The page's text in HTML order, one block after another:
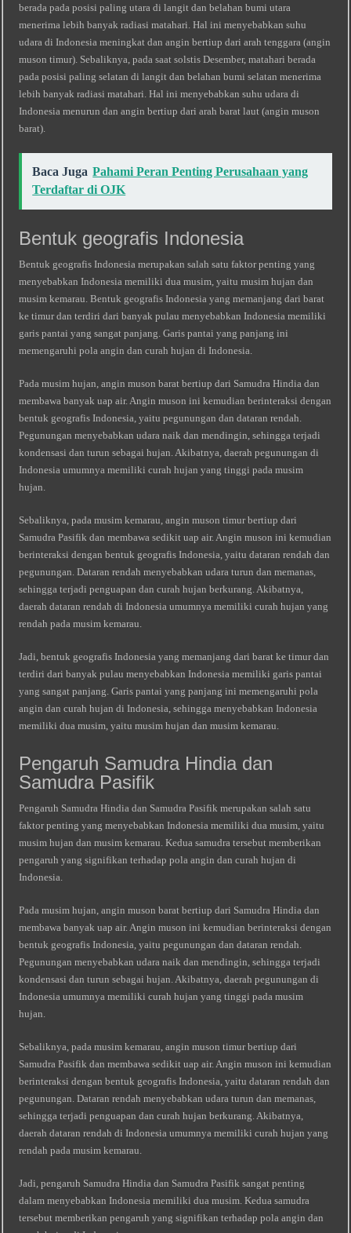
berada pada posisi paling utara di langit dan belahan bumi utara
menerima lebih banyak radiasi matahari. Hal ini menyebabkan suhu
udara di Indonesia meningkat dan angin bertiup dari arah tenggara (angin
muson timur). Sebaliknya, pada saat solstis Desember, matahari berada
pada posisi paling selatan di langit dan belahan bumi selatan menerima
lebih banyak radiasi matahari. Hal ini menyebabkan suhu udara di
Indonesia menurun dan angin bertiup dari arah barat laut (angin muson
barat).
Baca Juga Pahami Peran Penting Perusahaan yang
Terdaftar di OJK
Bentuk geografis Indonesia
Bentuk geografis Indonesia merupakan salah satu faktor penting yang
menyebabkan Indonesia memiliki dua musim, yaitu musim hujan dan
musim kemarau. Bentuk geografis Indonesia yang memanjang dari barat
ke timur dan terdiri dari banyak pulau menyebabkan Indonesia memiliki
garis pantai yang sangat panjang. Garis pantai yang panjang ini
memengaruhi pola angin dan curah hujan di Indonesia.
Pada musim hujan, angin muson barat bertiup dari Samudra Hindia dan
membawa banyak uap air. Angin muson ini kemudian berinteraksi dengan
bentuk geografis Indonesia, yaitu pegunungan dan dataran rendah.
Pegunungan menyebabkan udara naik dan mendingin, sehingga terjadi
kondensasi dan turun sebagai hujan. Akibatnya, daerah pegunungan di
Indonesia umumnya memiliki curah hujan yang tinggi pada musim
hujan.
Sebaliknya, pada musim kemarau, angin muson timur bertiup dari
Samudra Pasifik dan membawa sedikit uap air. Angin muson ini kemudian
berinteraksi dengan bentuk geografis Indonesia, yaitu dataran rendah dan
pegunungan. Dataran rendah menyebabkan udara turun dan memanas,
sehingga terjadi penguapan dan curah hujan berkurang. Akibatnya,
daerah dataran rendah di Indonesia umumnya memiliki curah hujan yang
rendah pada musim kemarau.
Jadi, bentuk geografis Indonesia yang memanjang dari barat ke timur dan
terdiri dari banyak pulau menyebabkan Indonesia memiliki garis pantai
yang sangat panjang. Garis pantai yang panjang ini memengaruhi pola
angin dan curah hujan di Indonesia, sehingga menyebabkan Indonesia
memiliki dua musim, yaitu musim hujan dan musim kemarau.
Pengaruh Samudra Hindia dan
Samudra Pasifik
Pengaruh Samudra Hindia dan Samudra Pasifik merupakan salah satu
faktor penting yang menyebabkan Indonesia memiliki dua musim, yaitu
musim hujan dan musim kemarau. Kedua samudra tersebut memberikan
pengaruh yang signifikan terhadap pola angin dan curah hujan di
Indonesia.
Pada musim hujan, angin muson barat bertiup dari Samudra Hindia dan
membawa banyak uap air. Angin muson ini kemudian berinteraksi dengan
bentuk geografis Indonesia, yaitu pegunungan dan dataran rendah.
Pegunungan menyebabkan udara naik dan mendingin, sehingga terjadi
kondensasi dan turun sebagai hujan. Akibatnya, daerah pegunungan di
Indonesia umumnya memiliki curah hujan yang tinggi pada musim
hujan.
Sebaliknya, pada musim kemarau, angin muson timur bertiup dari
Samudra Pasifik dan membawa sedikit uap air. Angin muson ini kemudian
berinteraksi dengan bentuk geografis Indonesia, yaitu dataran rendah dan
pegunungan. Dataran rendah menyebabkan udara turun dan memanas,
sehingga terjadi penguapan dan curah hujan berkurang. Akibatnya,
daerah dataran rendah di Indonesia umumnya memiliki curah hujan yang
rendah pada musim kemarau.
Jadi, pengaruh Samudra Hindia dan Samudra Pasifik sangat penting
dalam menyebabkan Indonesia memiliki dua musim. Kedua samudra
tersebut memberikan pengaruh yang signifikan terhadap pola angin dan